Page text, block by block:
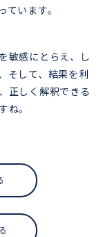
います。
敏感にとらえ、し
そして、結果を利
正しく解釈できる
ね。